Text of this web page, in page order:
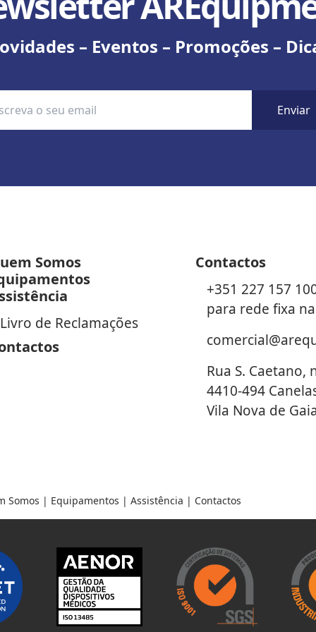
– Eventos – Promoções –
Enviar
Somos
Livro de Reclamações
Contactos
+351 227 157
para rede fixa
Rua S. Caetano,
4410-494
Vila Nova de
Somos | Equipamentos | Assistência | Contactos